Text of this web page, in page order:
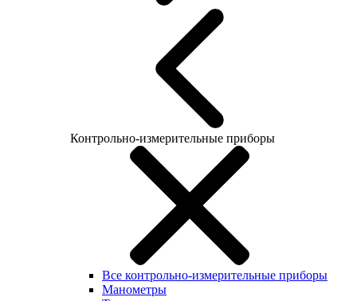
Контрольно-измерительные приборы
Все контрольно-измерительные приборы
Манометры